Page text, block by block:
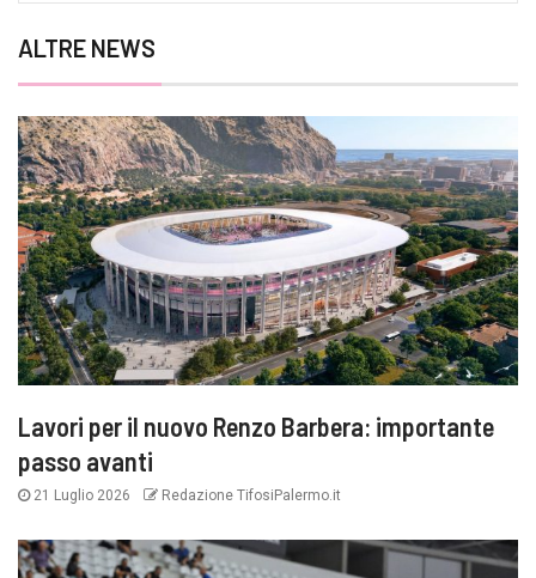
ALTRE NEWS
Lavori per il nuovo Renzo Barbera: importante
passo avanti
21 Luglio 2026 Redazione TifosiPalermo.it